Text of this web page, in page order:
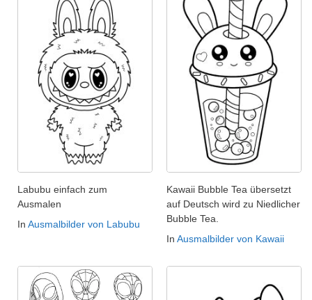
Labubu einfach zum
Ausmalen
In Ausmalbilder von Labubu
Kawaii Bubble Tea übersetzt
auf Deutsch wird zu Niedlicher
Bubble Tea.
In Ausmalbilder von Kawaii